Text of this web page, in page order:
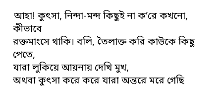
আহা! কুৎসা, নিন্দা-মন্দ কিছুই না ক’রে কখনো,
কীভাবে
রক্তমাংসে থাকি। বলি, তৈলাক্ত করি কাউকে কিছু
পেতে,
যারা লুকিয়ে আয়নায় দেখি মুখ,
অথবা কুৎসা করে করে যারা অন্তরে মরে গেছি